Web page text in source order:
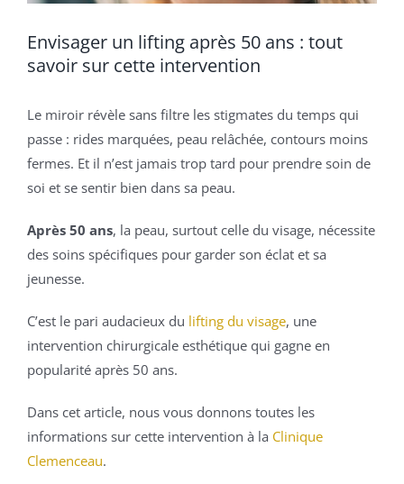
Envisager un lifting après 50 ans : tout
savoir sur cette intervention
Le miroir révèle sans filtre les stigmates du temps qui
passe : rides marquées, peau relâchée, contours moins
fermes. Et il n’est jamais trop tard pour prendre soin de
soi et se sentir bien dans sa peau.
Après 50 ans, la peau, surtout celle du visage, nécessite
des soins spécifiques pour garder son éclat et sa
jeunesse.
C’est le pari audacieux du lifting du visage, une
intervention chirurgicale esthétique qui gagne en
popularité après 50 ans.
Dans cet article, nous vous donnons toutes les
informations sur cette intervention à la Clinique
Clemenceau.